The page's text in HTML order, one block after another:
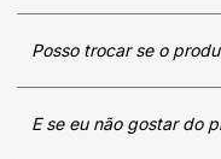
Posso trocar se o
E se eu não gostar do